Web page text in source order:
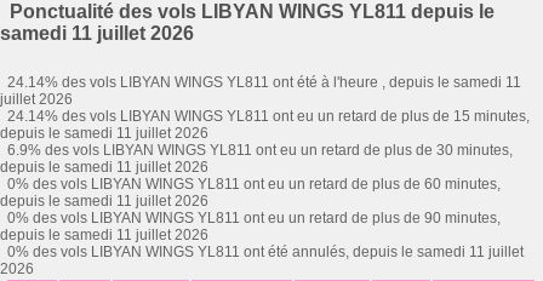
Ponctualité des vols LIBYAN WINGS YL811 depuis le
samedi 11 juillet 2026
24.14% des vols LIBYAN WINGS YL811 ont été à l'heure , depuis le samedi 11
juillet 2026
24.14% des vols LIBYAN WINGS YL811 ont eu un retard de plus de 15 minutes,
depuis le samedi 11 juillet 2026
6.9% des vols LIBYAN WINGS YL811 ont eu un retard de plus de 30 minutes,
depuis le samedi 11 juillet 2026
0% des vols LIBYAN WINGS YL811 ont eu un retard de plus de 60 minutes,
depuis le samedi 11 juillet 2026
0% des vols LIBYAN WINGS YL811 ont eu un retard de plus de 90 minutes,
depuis le samedi 11 juillet 2026
0% des vols LIBYAN WINGS YL811 ont été annulés, depuis le samedi 11 juillet
2026